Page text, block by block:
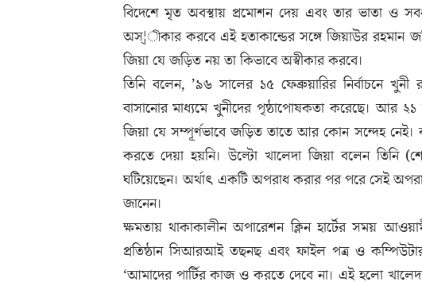
বিদেশে মৃত অবস্থায় প্রমোশন দেয় এবং তার ভাতা ও
অস্¦ীকার করবে এই হতাকান্ডের সঙ্গে জিয়াউর রহমান
জিয়া যে জড়িত নয় তা কিভাবে অস্বীকার করবে।
তিনি বলেন, ’৯৬ সালের ১৫ ফেব্রুয়ারির নির্বাচনে
বাসানোর মাধ্যমে খুনীদের পৃষ্ঠাপোষকতা করেছে। আর
জিয়া যে সম্পূর্ণভাবে জড়িত তাতে আর কোন সন্দেহ
করতে দেয়া হয়নি। উল্টো খালেদা জিয়া বলেন তিনি
ঘটিয়েছেন। অর্থাৎ একটি অপরাধ করার পর পরে সেই
জানেন।
ক্ষমতায় থাকাকালীন অপারেশন ক্লিন হার্টের সময়
প্রতিষ্ঠান সিআরআই তছনছ এবং ফাইল পত্র ও
‘আমাদের পার্টির কাজ ও করতে দেবে না। এই হলো